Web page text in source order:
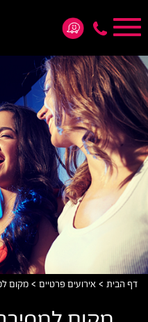
Toggle
navigation
*5876
דף הבית > אירועים פרטיים > מקום